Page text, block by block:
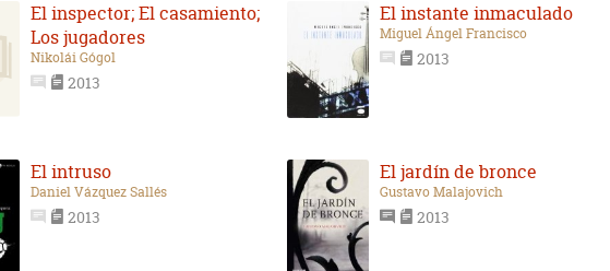
El inspector; El casamiento;
Los jugadores
Nikolái Gógol
2013
El instante inmaculado
Miguel Ángel Francisco
2013
El intruso
Daniel Vázquez Sallés
2013
El jardín de bronce
Gustavo Malajovich
2013